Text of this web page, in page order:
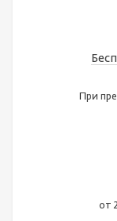
При
от